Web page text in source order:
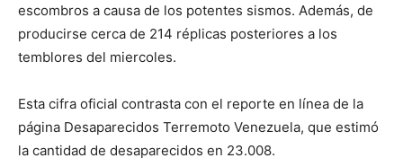
escombros a causa de los potentes sismos. Además, de
producirse cerca de 214 réplicas posteriores a los
temblores del miercoles.
Esta cifra oficial contrasta con el reporte en línea de la
página Desaparecidos Terremoto Venezuela, que estimó
la cantidad de desaparecidos en 23.008.